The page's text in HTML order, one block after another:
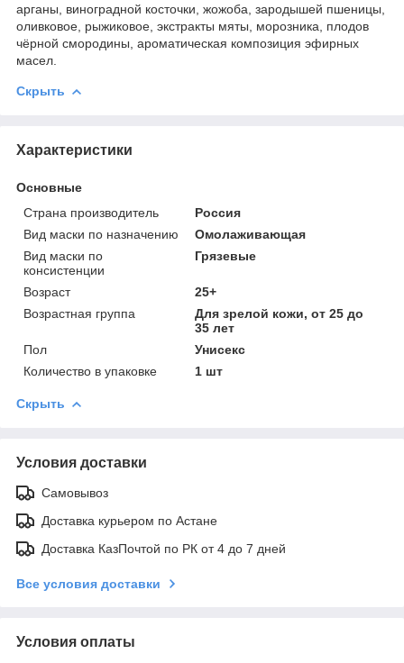
арганы, виноградной косточки, жожоба, зародышей пшеницы,
оливковое, рыжиковое, экстракты мяты, морозника, плодов
чёрной смородины, ароматическая композиция эфирных
масел.
Скрыть
Характеристики
Основные
Страна производитель
Россия
Вид маски по назначению
Омолаживающая
Вид маски по
консистенции
Грязевые
Возраст
25+
Возрастная группа
Для зрелой кожи, от 25 до
35 лет
Пол
Унисекс
Количество в упаковке
1 шт
Скрыть
Условия доставки
Самовывоз
Доставка курьером по Астане
Доставка КазПочтой по РК от 4 до 7 дней
Все условия доставки
Условия оплаты